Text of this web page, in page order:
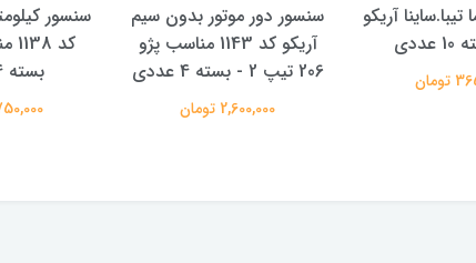
آریکو
سنسور دور موتور بدون سیم
آریکو کد 1143 مناسب پژو
206 تیپ 2 - بسته 4 عددی
2,600,000 تومان
سنسور
بسته 4 عددی
1,750,000